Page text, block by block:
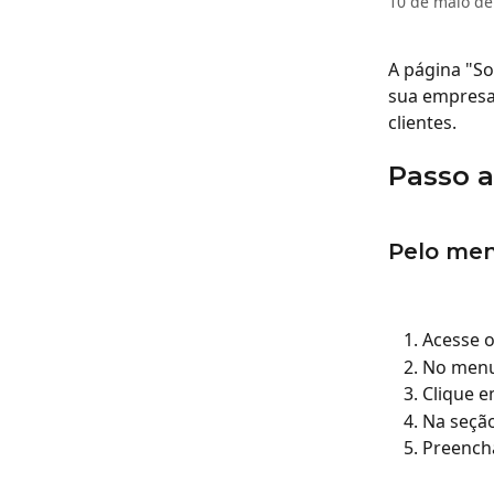
A página
sua
clientes.
Passo
Pelo
Acesse
No
Clique
Na